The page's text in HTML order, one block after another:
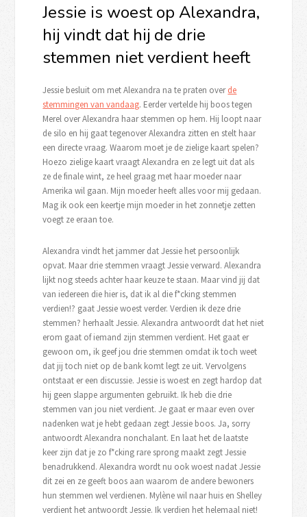
Jessie is woest op Alexandra,
hij vindt dat hij de drie
stemmen niet verdient heeft
Jessie besluit om met Alexandra na te praten overde
stemmingen van vandaag. Eerder vertelde hij boos tegen
Merel over Alexandra haar stemmen op hem. Hij loopt naar
de silo en hij gaat tegenover Alexandra zitten en stelt haar
een directe vraag. Waarom moet je de zielige kaart spelen?
Hoezo zielige kaart vraagt Alexandra en ze legt uit dat als
ze de finale wint, ze heel graag met haar moeder naar
Amerika wil gaan. Mijn moeder heeft alles voor mij gedaan.
Mag ik ook een keertje mijn moeder in het zonnetje zetten
voegt ze eraan toe.
Alexandra vindt het jammer dat Jessie het persoonlijk
opvat. Maar drie stemmen vraagt Jessie verward. Alexandra
lijkt nog steeds achter haar keuze te staan. Maar vind jij dat
van iedereen die hier is, dat ik al die f*cking stemmen
verdien!? gaat Jessie woest verder. Verdien ik deze drie
stemmen? herhaalt Jessie. Alexandra antwoordt dat het niet
erom gaat of iemand zijn stemmen verdient. Het gaat er
gewoon om, ik geef jou drie stemmen omdat ik toch weet
dat jij toch niet op de bank komt legt ze uit. Vervolgens
ontstaat er een discussie. Jessie is woest en zegt hardop dat
hij geen slappe argumenten gebruikt. Ik heb die drie
stemmen van jou niet verdient. Je gaat er maar even over
nadenken wat je hebt gedaan zegt Jessie boos. Ja, sorry
antwoordt Alexandra nonchalant. En laat het de laatste
keer zijn dat je zo f*cking rare sprong maakt zegt Jessie
benadrukkend. Alexandra wordt nu ook woest nadat Jessie
dit zei en ze geeft boos aan waarom de andere bewoners
hun stemmen wel verdienen. Mylène wil naar huis en Shelley
verdient het antwoordt Jessie. Ik verdien het helemaal niet!